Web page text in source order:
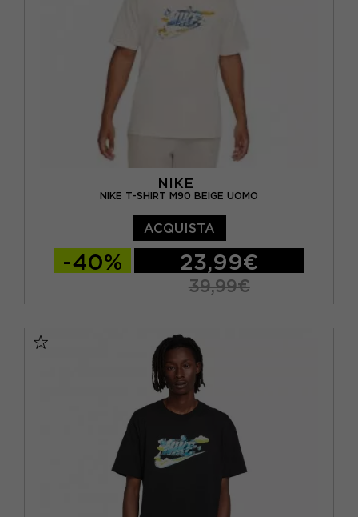
NIKE
NIKE T-SHIRT M90 BEIGE UOMO
ACQUISTA
-40% 23,99€
39,99€